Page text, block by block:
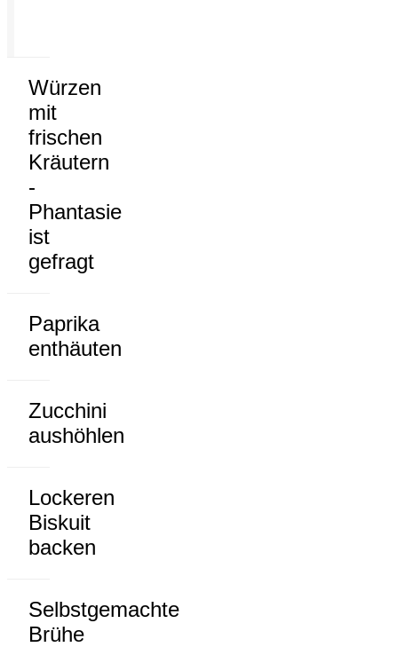
Würzen
mit
frischen
Kräutern
-
Phantasie
ist
gefragt
Paprika
enthäuten
Zucchini
aushöhlen
Lockeren
Biskuit
backen
Selbstgemachte
Brühe